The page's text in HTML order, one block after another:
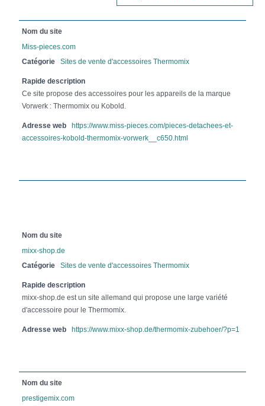
Nom du site
Miss-pieces.com
Catégorie
Sites de vente d'accessoires Thermomix
Rapide description
Ce site propose des accessoires pour les appareils de la marque
Vorwerk : Thermomix ou Kobold.
Adresse web
https://www.miss-pieces.com/pieces-detachees-et-
accessoires-kobold-thermomix-vorwerk__c650.html
Nom du site
mixx-shop.de
Catégorie
Sites de vente d'accessoires Thermomix
Rapide description
mixx-shop.de est un site allemand qui propose une large variété
d'accessoire pour le Thermomix.
Adresse web https://www.mixx-shop.de/thermomix-zubehoer/?p=1
Nom du site
prestigemix.com